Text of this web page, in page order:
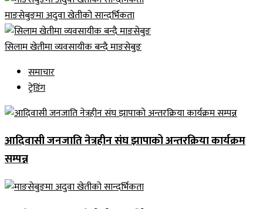
माङसेबुङमा अदुवा खेतीको सान्दर्भिकता
सिलाम खेतीमा व्यवसायीक बन्दै माङसेबुङ
समाचार
ट्रेडिंग
आदिवासी जनजाति नेत्रहीन संघ झापाको अन्तरक्रिया कार्यक्रम
सम्पन्न